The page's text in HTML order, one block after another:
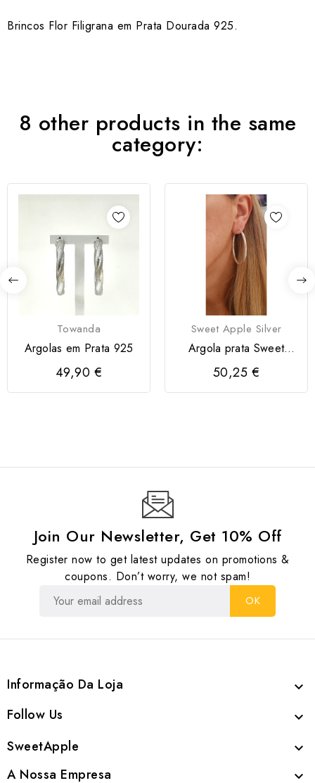
Brincos Flor Filigrana em Prata Dourada 925.
8 other products in the same
category:
Towanda
Argolas em Prata 925
49,90 €
Sweet Apple Silver
Argola prata Sweet
Apple
50,25 €
Join Our Newsletter, Get 10% Off
Register now to get latest updates on promotions &
coupons. Don’t worry, we not spam!
Informação Da Loja 
Follow Us 
SweetApple 
A Nossa Empresa 